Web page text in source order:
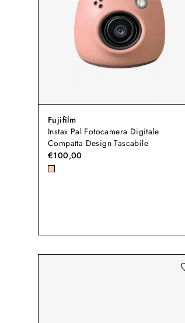
Fujifilm
Instax Pal Fotocamera Digitale
Compatta Design Tascabile
€100,00